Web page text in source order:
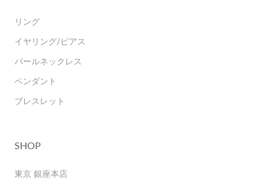
リング
イヤリング/ピアス
パールネックレス
ペンダント
ブレスレット
SHOP
東京 銀座本店